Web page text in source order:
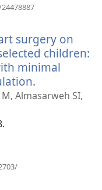
вікні)
surgery on
children:
minimal
у
Almasarweh SI,